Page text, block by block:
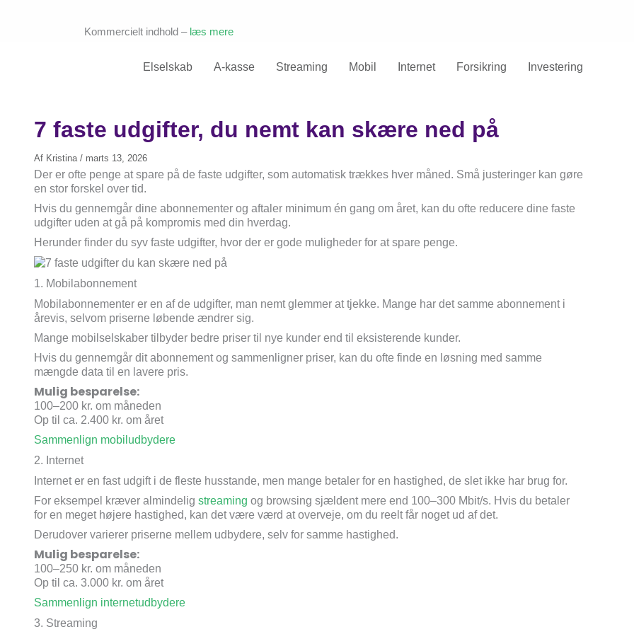
Kommercielt indhold – læs mere
Elselskab A-kasse Streaming Mobil Internet Forsikring Investering
7 faste udgifter, du nemt kan skære ned på
Af Kristina / marts 13, 2026
Der er ofte penge at spare på de faste udgifter, som automatisk trækkes hver måned. Små justeringer kan gøre
en stor forskel over tid.
Hvis du gennemgår dine abonnementer og aftaler minimum én gang om året, kan du ofte reducere dine faste
udgifter uden at gå på kompromis med din hverdag.
Herunder finder du syv faste udgifter, hvor der er gode muligheder for at spare penge.
1. Mobilabonnement
Mobilabonnementer er en af de udgifter, man nemt glemmer at tjekke. Mange har det samme abonnement i
årevis, selvom priserne løbende ændrer sig.
Mange mobilselskaber tilbyder bedre priser til nye kunder end til eksisterende kunder.
Hvis du gennemgår dit abonnement og sammenligner priser, kan du ofte finde en løsning med samme
mængde data til en lavere pris.
Mulig besparelse:
100–200 kr. om måneden
Op til ca. 2.400 kr. om året
Sammenlign mobiludbydere
2. Internet
Internet er en fast udgift i de fleste husstande, men mange betaler for en hastighed, de slet ikke har brug for.
For eksempel kræver almindelig streaming og browsing sjældent mere end 100–300 Mbit/s. Hvis du betaler
for en meget højere hastighed, kan det være værd at overveje, om du reelt får noget ud af det.
Derudover varierer priserne mellem udbydere, selv for samme hastighed.
Mulig besparelse:
100–250 kr. om måneden
Op til ca. 3.000 kr. om året
Sammenlign internetudbydere
3. Streaming